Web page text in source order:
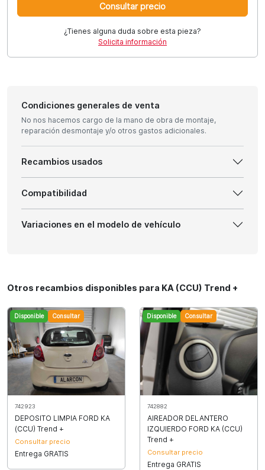
Consultar precio
¿Tienes alguna duda sobre esta pieza?
Solicita información
Condiciones generales de venta
No nos hacemos cargo de la mano de obra de montaje,
reparación desmontaje y/o otros gastos adicionales.
Recambios usados
Compatibilidad
Variaciones en el modelo de vehículo
Otros recambios disponibles para KA (CCU) Trend +
Disponible Consultar
742923
DEPOSITO LIMPIA FORD KA
(CCU) Trend +
Consultar precio
Entrega GRATIS
Disponible Consultar
742882
AIREADOR DELANTERO
IZQUIERDO FORD KA (CCU)
Trend +
Consultar precio
Entrega GRATIS